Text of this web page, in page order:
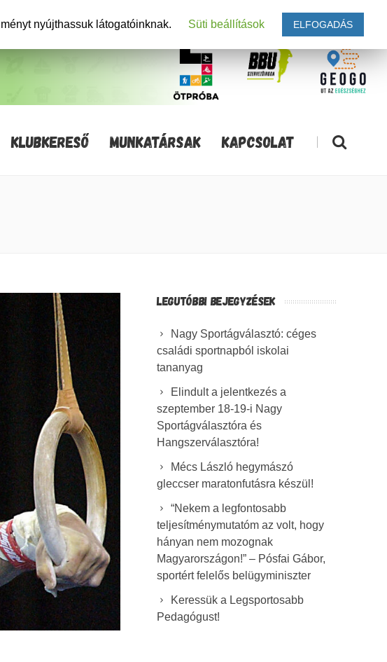
KLUBKERESŐ MUNKATÁRSAK KAPCSOLAT |
LEGUTÓBBI BEJEGYZÉSEK
Nagy Sportágválasztó: céges
családi sportnapból iskolai
tananyag
Elindult a jelentkezés a
szeptember 18-19-i Nagy
Sportágválasztóra és
Hangszerválasztóra!
Mécs László hegymászó
gleccser maratonfutásra készül!
“Nekem a legfontosabb
teljesítménymutatóm az volt, hogy
hányan nem mozognak
Magyarországon!” – Pósfai Gábor,
sportért felelős belügyminiszter
Keressük a Legsportosabb
Pedagógust!
nyújthassuk látogatóinknak. Süti beállítások ELFOGADÁS